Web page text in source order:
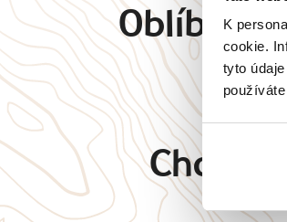
K
cookie.
tyto
Oblíbené
Chcete